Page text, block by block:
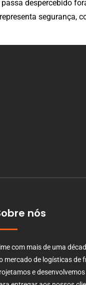
despercebido
segurança,
nós
com mais de uma
mercado de logísticas de
e desenvolvemos